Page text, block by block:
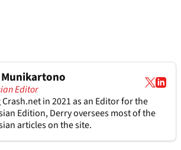
Editor
in 2021 as an Editor for the
Edition, Derry oversees most of the
articles on the site.